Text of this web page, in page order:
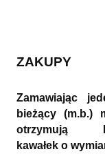
ZAKUPY
Zamawiając
bieżący (m.b.)
otrzymują
kawałek o